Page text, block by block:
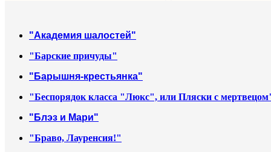
"Академия шалостей"
"Барские причуды"
"Барышня-крестьянка"
"Беспорядок класса "Люкс", или Пляски с
"Блэз и Мари"
"Браво, Лауренсия!"